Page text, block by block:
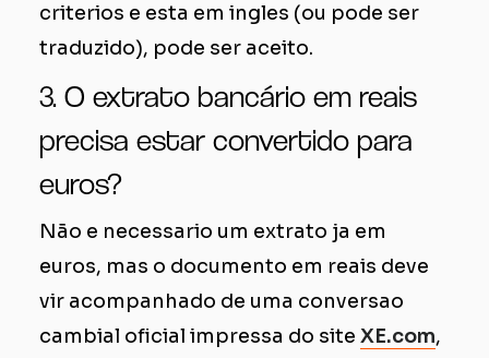
criterios e esta em ingles (ou pode ser
traduzido), pode ser aceito.
3. O extrato bancário em reais
precisa estar convertido para
euros?
Não e necessario um extrato ja em
euros, mas o documento em reais deve
vir acompanhado de uma conversao
cambial oficial impressa do site XE.com,